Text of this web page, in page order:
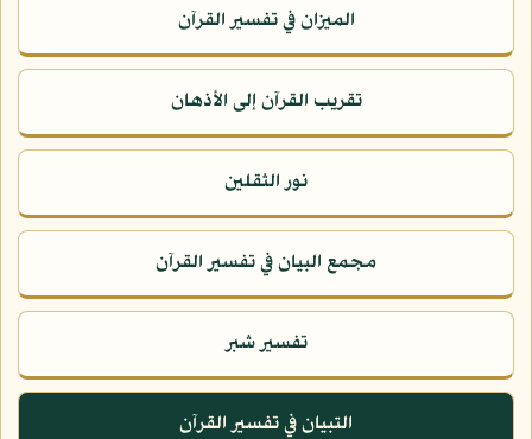
الميزان في تفسير القرآن
تقريب القرآن إلى الأذهان
نور الثقلين
مجمع البيان في تفسير القرآن
تفسير شبر
التبيان في تفسير القرآن